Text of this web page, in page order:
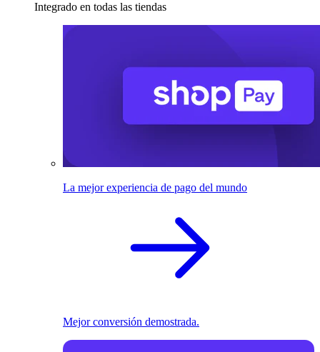
Integrado en todas las tiendas
La mejor experiencia de pago del mundo
Mejor conversión demostrada.